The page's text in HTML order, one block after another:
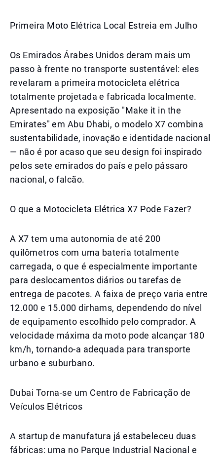
Primeira Moto Elétrica Local Estreia em Julho
Os Emirados Árabes Unidos deram mais um
passo à frente no transporte sustentável: eles
revelaram a primeira motocicleta elétrica
totalmente projetada e fabricada localmente.
Apresentado na exposição "Make it in the
Emirates" em Abu Dhabi, o modelo X7 combina
sustentabilidade, inovação e identidade nacional
— não é por acaso que seu design foi inspirado
pelos sete emirados do país e pelo pássaro
nacional, o falcão.
O que a Motocicleta Elétrica X7 Pode Fazer?
A X7 tem uma autonomia de até 200
quilômetros com uma bateria totalmente
carregada, o que é especialmente importante
para deslocamentos diários ou tarefas de
entrega de pacotes. A faixa de preço varia entre
12.000 e 15.000 dirhams, dependendo do nível
de equipamento escolhido pelo comprador. A
velocidade máxima da moto pode alcançar 180
km/h, tornando-a adequada para transporte
urbano e suburbano.
Dubai Torna-se um Centro de Fabricação de
Veículos Elétricos
A startup de manufatura já estabeleceu duas
fábricas: uma no Parque Industrial Nacional e